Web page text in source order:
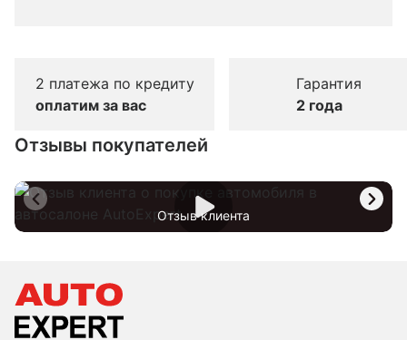
2 платежа по кредиту
оплатим за вас
Гарантия
2 года
Отзывы покупателей
Отзыв клиента